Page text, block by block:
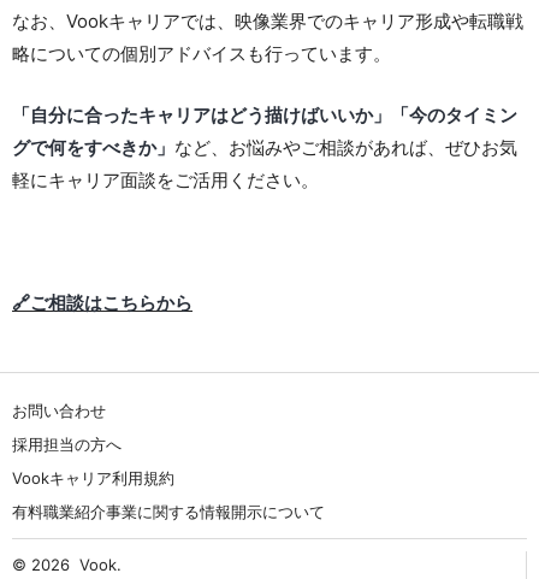
なお、Vookキャリアでは、映像業界でのキャリア形成や転職戦
略についての個別アドバイスも行っています。
「自分に合ったキャリアはどう描けばいいか」「今のタイミン
グで何をすべきか」 など、お悩みやご相談があれば、ぜひお気
軽にキャリア面談をご活用ください。
🔗ご相談はこちらから
お問い合わせ
採用担当の方へ
Vookキャリア利用規約
有料職業紹介事業に関する情報開示について
© 2026 Vook.